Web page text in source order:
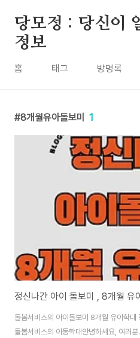
당모정 : 당신이
정보
홈 태그 방명록
8개월유아돌보미 1
정신나간 아이 돌보미 , 8개월 유
돌봄서비스의 아이돌보미 8개월 유아학
돌봄서비스의 아동학대안녕하세요, 여러